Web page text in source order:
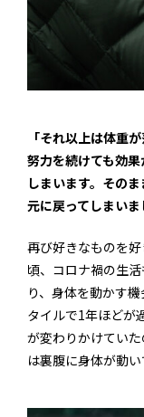
「それ以上は体重
努力を続けても効
しまいます。その
元に戻ってしまいま
再び好きなものを
頃、コロナ禍の生
り、身体を動かす
タイルで1年ほどが
が変わりかけてい
は裏腹に身体が動い